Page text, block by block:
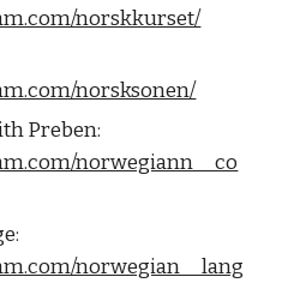
norskkurset/
norsksonen/
Preben:
norwegiann__co
norwegian__lang